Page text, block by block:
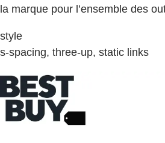
la marque pour l’ensemble des
style
s-spacing, three-up, static links